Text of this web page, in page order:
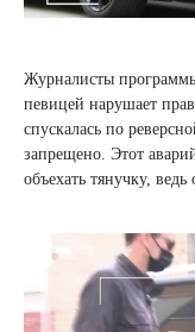
Журналисты
певицей нарушает
спускалась по
запрещено. Этот
объехать тянучку,